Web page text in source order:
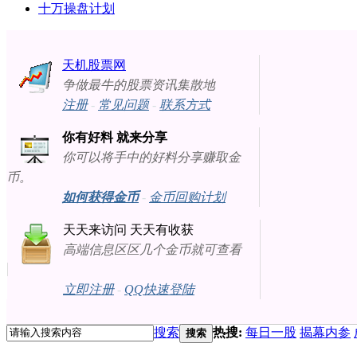
十万操盘计划
天机股票网
争做最牛的股票资讯集散地
注册- 常见问题- 联系方式
你有好料 就来分享
你可以将手中的好料分享赚取金
币。
如何获得金币- 金币回购计划
天天来访问 天天有收获
高端信息区区几个金币就可查看
立即注册- QQ快速登陆
搜索 搜索 热搜: 每日一股 揭幕内参